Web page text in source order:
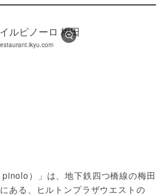
pinolo）」は、地下鉄四つ橋線の梅田
ある、ヒルトンプラザウエストの